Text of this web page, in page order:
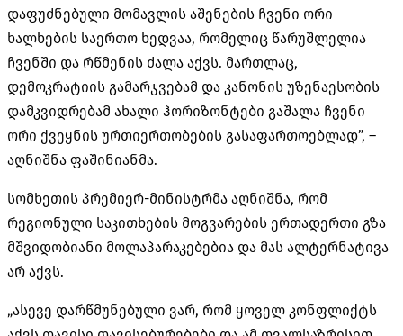
დაფუძნებული მომავლის აშენების ჩვენი ორი
ხალხების საერთო ხედვაა, რომელიც წარუშლელია
ჩვენში და რწმენის ძალა აქვს. მართლაც,
დემოკრატიის გამარჯვებამ და კანონის უზენაესობის
დამკვიდრებამ ახალი ჰორიზონტები გაშალა ჩვენი
ორი ქვეყნის ურთიერთობების გასაფართოებლად”, –
აღნიშნა ფაშინიანმა.
სომხეთის პრემიერ-მინისტრმა აღნიშნა, რომ
რეგიონული საკითხების მოგვარების ერთადერთი გზა
მშვიდობიანი მოლაპარაკებებია და მას ალტერნატივა
არ აქვს.
„ასევე დარწმუნებული ვარ, რომ ყოველ კონფლიქტს